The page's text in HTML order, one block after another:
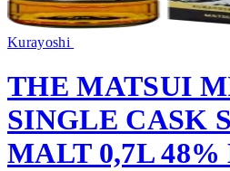
Kurayoshi
THE MATSUI
SINGLE CASK
MALT 0,7L